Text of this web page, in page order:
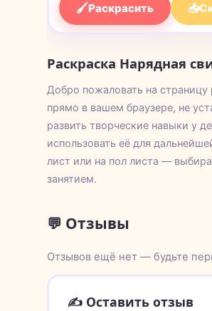
🖌Раскрасить 📥
Раскраска Нарядная
Добро пожаловать на
прямо в вашем браузере, не
развить творческие навыки у
использовать её для
лист или на пол листа —
занятием.
💬 Отзывы
Отзывов ещё нет — будьте
✍️ Оставить отзыв